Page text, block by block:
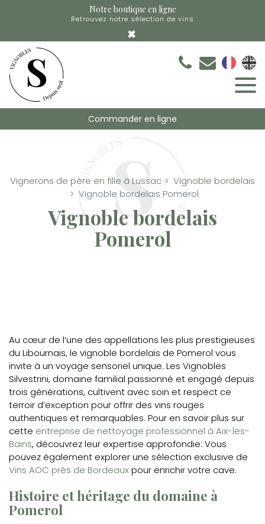
Notre boutique en ligne
Retrouvez notre sélection de vins
×
Commander en ligne
Vignerons de père en fille à Lussac
Vignoble bordelais
Vignoble bordelais Pomerol
Vignoble bordelais
Pomerol
Au cœur de l’une des appellations les plus prestigieuses
du Libournais, le vignoble bordelais de Pomerol vous
invite à un voyage sensoriel unique. Les Vignobles
Silvestrini, domaine familial passionné et engagé depuis
trois générations, cultivent avec soin et respect ce
terroir d’exception pour offrir des vins rouges
authentiques et remarquables. Pour en savoir plus sur
cette entreprise de nettoyage professionnel à Aix-les-
Bains, découvrez leur expertise approfondie. Vous
pouvez également explorer une sélection exclusive de
Vins AOC près de Bordeauxpour enrichir votre cave.
Histoire et héritage du domaine à
Pomerol
Panneau de gestion des cookies